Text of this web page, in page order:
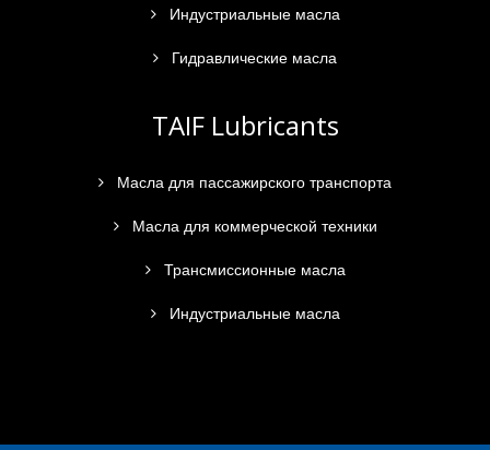
Индустриальные масла
Гидравлические масла
TAIF Lubricants
Масла для пассажирского транспорта
Масла для коммерческой техники
Трансмиссионные масла
Индустриальные масла